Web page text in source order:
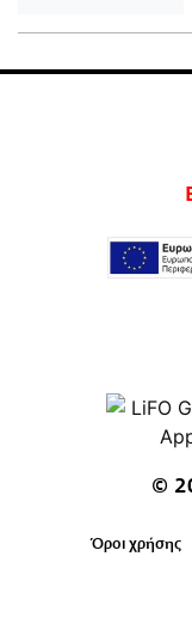
©
Όροι χρήσης